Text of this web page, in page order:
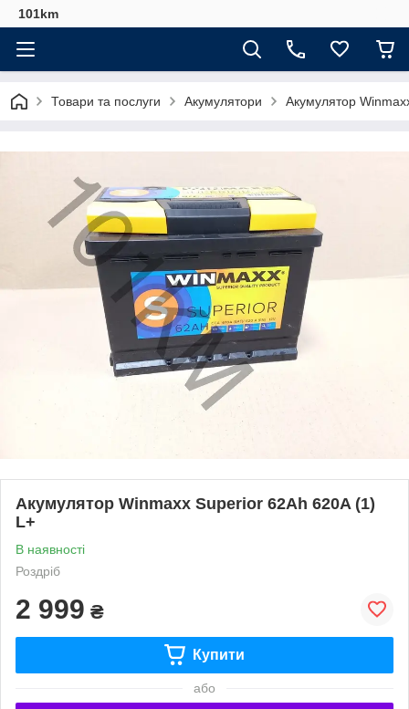
101km
Товари та послуги Акумулятори Акумулятор
Акумулятор Winmaxx Superior 62Ah 620A (1)
L+
В наявності
Роздріб
2 999 ₴
Купити
або